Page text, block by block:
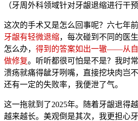
（牙周外科领域针对牙龈退缩进行干
这次的手术又是怎么回事呢？六七年
牙龈有轻微退缩，每次碰到不同的医
怎么办， 得到的答案如出一辙——从自
做修复。听听都很可怕是不是？我时
溃疡就痛得龇牙咧嘴，直接挖块肉岂
还有一定的失败率，我便泄了气。
这一拖就到了2025年。随着牙龈退得
越来越长。美观倒是其次，我更担心